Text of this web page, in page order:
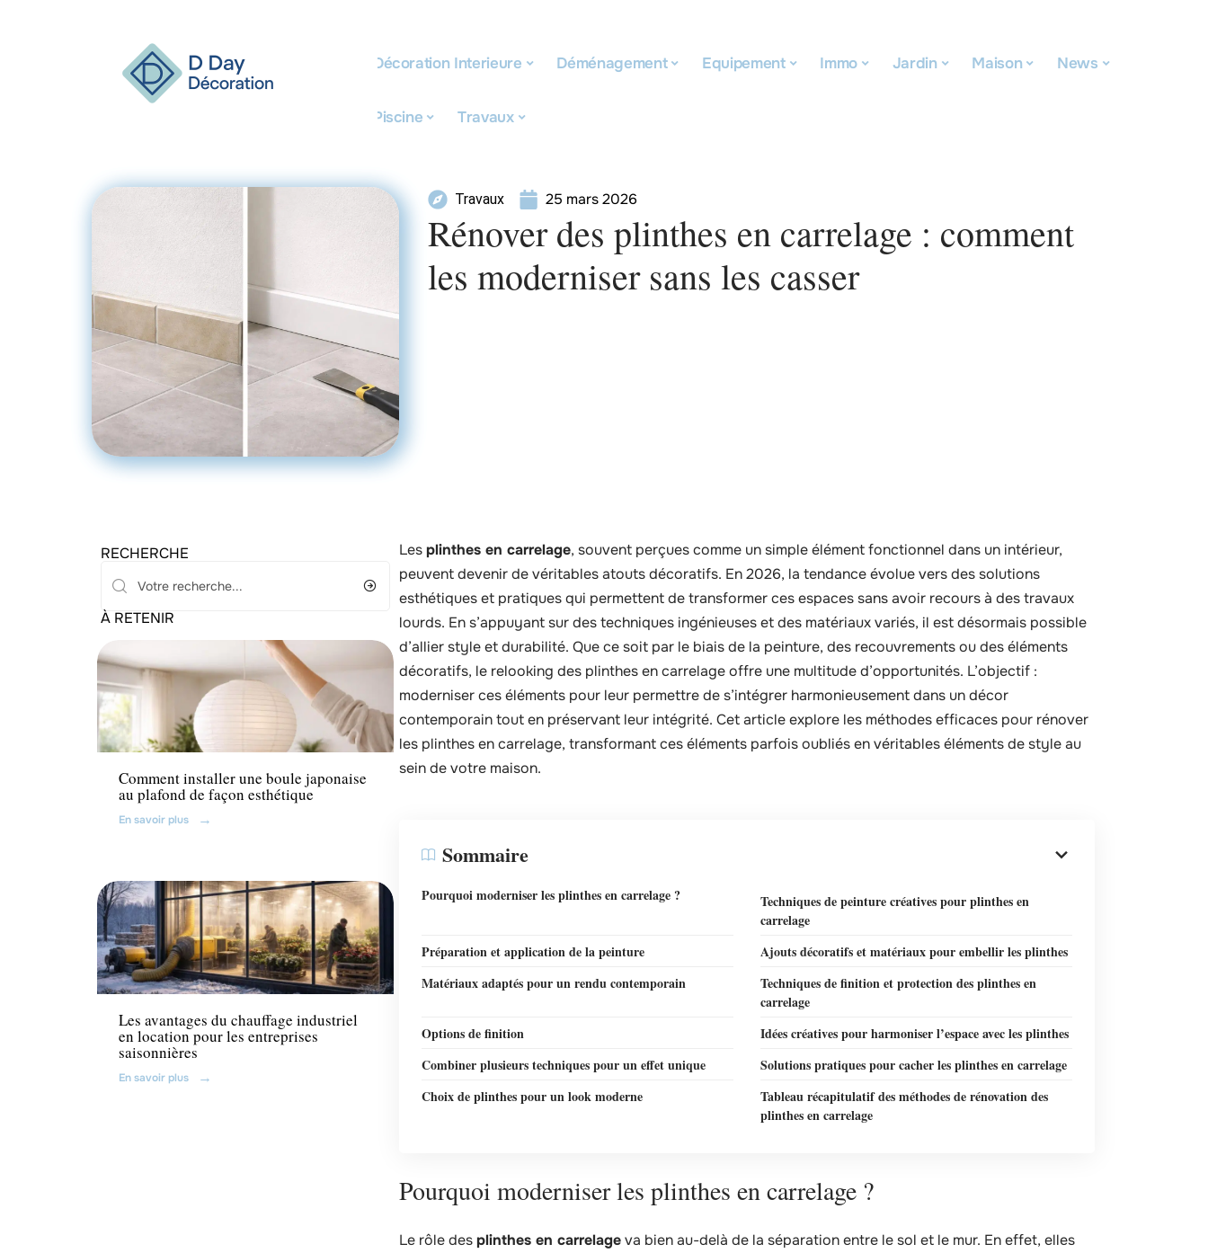
Décoration Interieure Déménagement Equipement Immo Jardin Maison News
Piscine Travaux
Travaux 25 mars 2026
Rénover des plinthes en carrelage : comment
les moderniser sans les casser
RECHERCHE
À RETENIR
Décoration Interieure
Comment installer une boule japonaise
au plafond de façon esthétique
En savoir plus
Equipement
Les avantages du chauffage industriel
en location pour les entreprises
saisonnières
En savoir plus
Lesplinthes en carrelage, souvent perçues comme un simple élément fonctionnel dans un intérieur,
peuvent devenir de véritables atouts décoratifs. En 2026, la tendance évolue vers des solutions
esthétiques et pratiques qui permettent de transformer ces espaces sans avoir recours à des travaux
lourds. En s’appuyant sur des techniques ingénieuses et des matériaux variés, il est désormais possible
d’allier style et durabilité. Que ce soit par le biais de la peinture, des recouvrements ou des éléments
décoratifs, le relooking des plinthes en carrelage offre une multitude d’opportunités. L’objectif :
moderniser ces éléments pour leur permettre de s’intégrer harmonieusement dans un décor
contemporain tout en préservant leur intégrité. Cet article explore les méthodes efficaces pour rénover
les plinthes en carrelage, transformant ces éléments parfois oubliés en véritables éléments de style au
sein de votre maison.
Sommaire
Pourquoi moderniser les plinthes en carrelage ?
Techniques de peinture créatives pour plinthes en
carrelage
Préparation et application de la peinture
Ajouts décoratifs et matériaux pour embellir les plinthes
Matériaux adaptés pour un rendu contemporain
Techniques de finition et protection des plinthes en
carrelage
Options de finition
Idées créatives pour harmoniser l’espace avec les plinthes
Combiner plusieurs techniques pour un effet unique
Solutions pratiques pour cacher les plinthes en carrelage
Choix de plinthes pour un look moderne
Tableau récapitulatif des méthodes de rénovation des
plinthes en carrelage
Pourquoi moderniser les plinthes en carrelage ?
Le rôle desplinthes en carrelageva bien au-delà de la séparation entre le sol et le mur. En effet, elles